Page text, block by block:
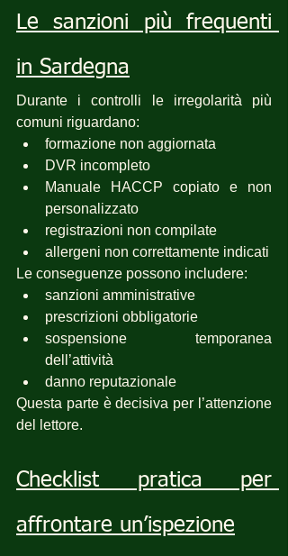
Le sanzioni più frequenti
in Sardegna
Durante i controlli le irregolarità più
comuni riguardano:
formazione non aggiornata
DVR incompleto
Manuale HACCP copiato e non
personalizzato
registrazioni non compilate
allergeni non correttamente indicati
Le conseguenze possono includere:
sanzioni amministrative
prescrizioni obbligatorie
sospensione temporanea
dell’attività
danno reputazionale
Questa parte è decisiva per l’attenzione
del lettore.
Checklist pratica per
affrontare un’ispezione